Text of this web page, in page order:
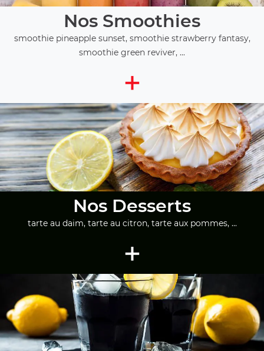
Nos Smoothies
smoothie pineapple sunset, smoothie strawberry fantasy,
smoothie green reviver, ...
+
Nos Desserts
tarte au daim, tarte au citron, tarte aux pommes, ...
+